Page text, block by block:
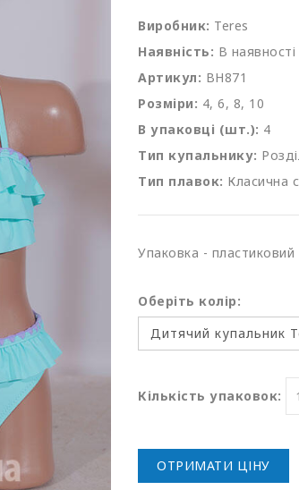
Виробник: Teres
Наявність: В наявності
Артикул: BH871
Розміри: 4, 6, 8, 10
В упаковці (шт.): 4
Тип купальнику:
Тип плавок: Класична
Упаковка -
Оберіть колір:
Кількість упаковок:
ОТРИМАТИ ЦІНУ